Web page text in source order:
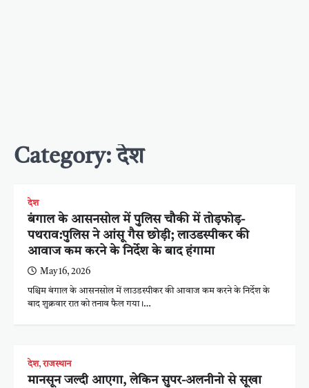
Category: देश
देश
बंगाल के आसनसोल में पुलिस चौकी में तोड़फोड़-
पथराव:पुलिस ने आंसू गैस छोड़ी; लाउडस्पीकर की
आवाज कम करने के निर्देश के बाद हंगामा
May 16, 2026
पश्चिम बंगाल के आसनसोल में लाउडस्पीकर की आवाज कम करने के निर्देश के
बाद शुक्रवार रात को तनाव फैल गया।…
देश, राजस्थान
मानसून जल्दी आएगा, लेकिन सुपर-अलनीनो से सूखा